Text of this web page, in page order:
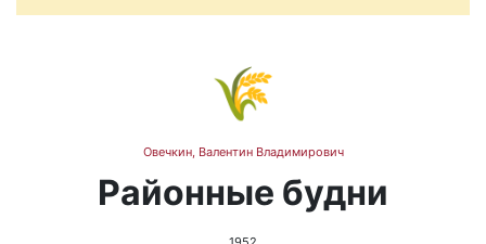
🌾
Овечкин, Валентин Владимирович
Районные будни